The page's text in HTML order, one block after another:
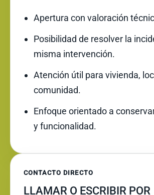
Apertura con valoración
Posibilidad de resolver la
misma intervención.
Atención útil para vivienda,
comunidad.
Enfoque orientado a
y funcionalidad.
CONTACTO DIRECTO
LLAMAR O ESCRIBIR POR